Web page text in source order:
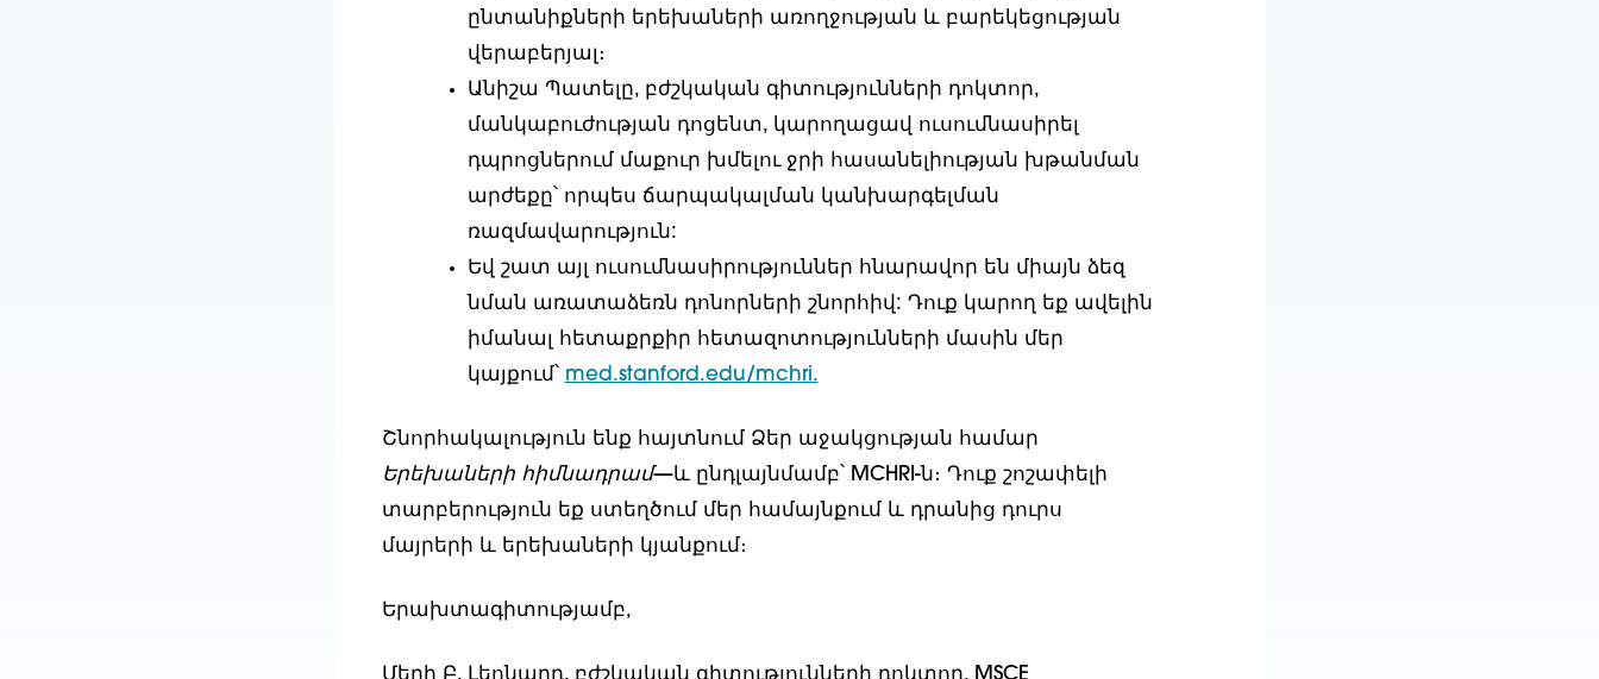
ընտանիքների երեխաների առողջության և բարեկեցության
վերաբերյալ։
Անիշա Պատելը, բժշկական գիտությունների դոկտոր,
մանկաբուժության դոցենտ, կարողացավ ուսումնասիրել
դպրոցներում մաքուր խմելու ջրի հասանելիության խթանման
արժեքը՝ որպես ճարպակալման կանխարգելման
ռազմավարություն:
Եվ շատ այլ ուսումնասիրություններ հնարավոր են միայն ձեզ
նման առատաձեռն դոնորների շնորհիվ: Դուք կարող եք ավելին
իմանալ հետաքրքիր հետազոտությունների մասին մեր
կայքում՝ med.stanford.edu/mchri.
Շնորհակալություն ենք հայտնում Ձեր աջակցության համար
Երեխաների հիմնադրամ—և ընդլայնմամբ՝ MCHRI-ն։ Դուք շոշափելի
տարբերություն եք ստեղծում մեր համայնքում և դրանից դուրս
մայրերի և երեխաների կյանքում։
Երախտագիտությամբ,
Մերի Բ. Լեոնարդ, բժշկական գիտությունների դոկտոր, MSCE